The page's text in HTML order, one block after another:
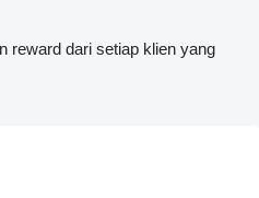
reward dari setiap klien yang